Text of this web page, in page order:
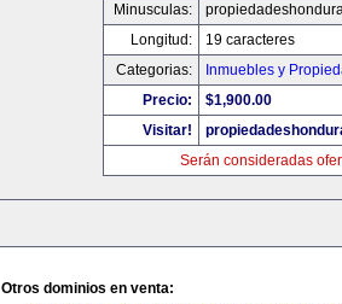
Minusculas:
Longitud:
19 caracteres
Categorias:
Inmuebles y
Precio:
$1,900.00
Visitar!
Serán consideradas
Otros dominios en venta: